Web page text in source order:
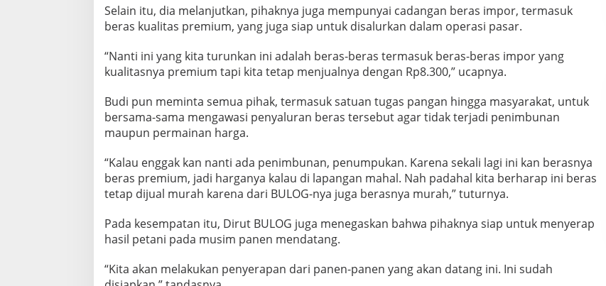
A
L
U
O
P
R
A
S
I
A
S
A
R
Selain itu, dia melanjutkan, pihaknya juga mempunyai cadangan beras impor, termasuk
beras kualitas premium, yang juga siap untuk disalurkan dalam operasi pasar.
“Nanti ini yang kita turunkan ini adalah beras-beras termasuk beras-beras impor yang
kualitasnya premium tapi kita tetap menjualnya dengan Rp8.300,” ucapnya.
Budi pun meminta semua pihak, termasuk satuan tugas pangan hingga masyarakat, untuk
bersama-sama mengawasi penyaluran beras tersebut agar tidak terjadi penimbunan
maupun permainan harga.
“Kalau enggak kan nanti ada penimbunan, penumpukan. Karena sekali lagi ini kan berasnya
beras premium, jadi harganya kalau di lapangan mahal. Nah padahal kita berharap ini beras
tetap dijual murah karena dari BULOG-nya juga berasnya murah,” tuturnya.
Pada kesempatan itu, Dirut BULOG juga menegaskan bahwa pihaknya siap untuk menyerap
hasil petani pada musim panen mendatang.
“Kita akan melakukan penyerapan dari panen-panen yang akan datang ini. Ini sudah